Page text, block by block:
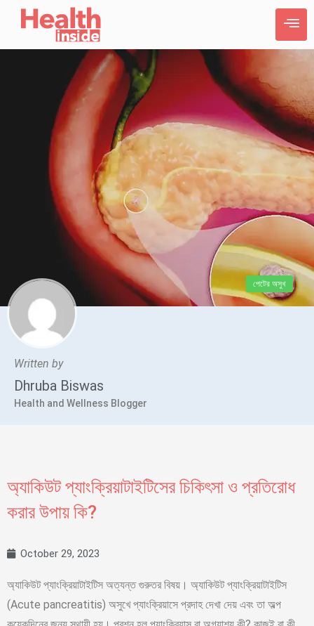
পেটের অসুখ
Written by
Dhruba Biswas
Health and Wellness Blogger
অ্যাকিউট প্যাংক্রিয়াটাইটিসের চিকিৎসা ও প্রতিরোধ
করার উপায় কি?
October 29, 2023
অ্যাকিউট প্যাংক্রিয়াটাইটিস অত্যন্ত গুরুতর বিষয়। অ্যাকিউট প্যাংক্রিয়াটাইটিস
(Acute pancreatitis) অসুখে প্যাংক্রিয়াসে প্রদাহ দেখা দেয় এবং তা অল্প